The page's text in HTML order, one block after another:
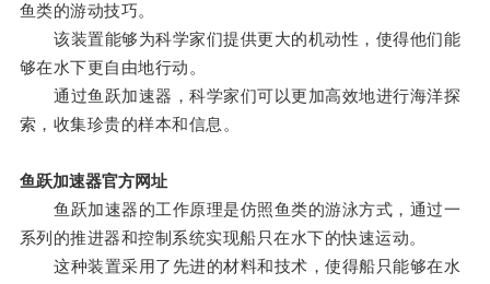
鱼类的游动技巧。
该装置能够为科学家们提供更大的机动性，使得他们能
够在水下更自由地行动。
通过鱼跃加速器，科学家们可以更加高效地进行海洋探
索，收集珍贵的样本和信息。
鱼跃加速器官方网址
鱼跃加速器的工作原理是仿照鱼类的游泳方式，通过一
系列的推进器和控制系统实现船只在水下的快速运动。
这种装置采用了先进的材料和技术，使得船只能够在水